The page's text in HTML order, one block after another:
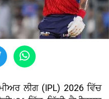
ਲੀਗ (IPL) 2026 ਵਿੱਚ